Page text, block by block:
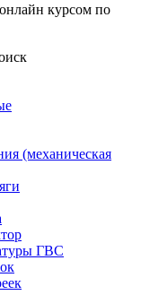
курсом по
(механическая
ГВС